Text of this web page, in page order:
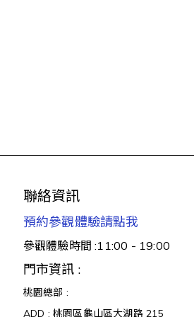
聯絡資訊
預約參觀體驗請點我
參觀體驗時間 :11:00 - 19:00
門市資訊 :
桃園總部 :
ADD : 桃園區龜山區大湖路 215